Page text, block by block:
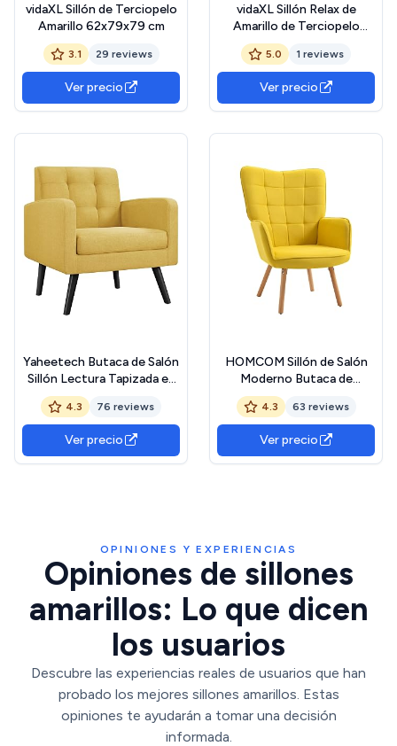
vidaXL Sillón de Terciopelo
Amarillo 62x79x79 cm
3.1 29 reviews
Ver precio
vidaXL Sillón Relax de
Amarillo de Terciopelo
Sillón Ergonómico con
Cojín Acolchado y
Apoyabrazos Suaves Sala
de Estar y Áreas de Lectura
Cómodo Estiloso Moderno
5.0 1 reviews
Ver precio
Yaheetech Butaca de Salón
Sillón Lectura Tapizada en
Poliéster con Respaldo
Alto y Patas de Madera de
Caucho Sillón Relax
Moderno para Salón
Dormitorio o Balcón Carga
4.3 76 reviews
Ver precio
HOMCOM Sillón de Salón
Moderno Butaca de
Dormitorio con Respaldo
Alto Reposabrazos Tela de
Lino y Patas de Madera para
Sala de Estar 71x76x101 cm
Amarillo
4.3 63 reviews
Ver precio
OPINIONES Y EXPERIENCIAS
Opiniones de sillones
amarillos: Lo que dicen
los usuarios
Descubre las experiencias reales de usuarios que han
probado los mejores sillones amarillos. Estas
opiniones te ayudarán a tomar una decisión
informada.